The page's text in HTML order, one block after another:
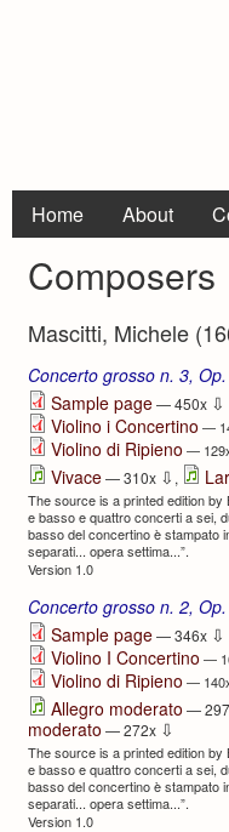
Home About
Composers
Mascitti, Michele
Concerto grosso n. 3,
Sample page— 450x ⇩
Violino i Concertino —
Violino di Ripieno —
Vivace— 310x ⇩ ,
The source is a printed edition by
e basso e quattro concerti a sei,
basso del concertino è stampato
separati... opera settima...”.
Version 1.0
Concerto grosso n. 2,
Sample page— 346x ⇩
Violino I Concertino —
Violino di Ripieno —
Allegro moderato —
moderato — 272x ⇩
The source is a printed edition by
e basso e quattro concerti a sei,
basso del concertino è stampato
separati... opera settima...”.
Version 1.0